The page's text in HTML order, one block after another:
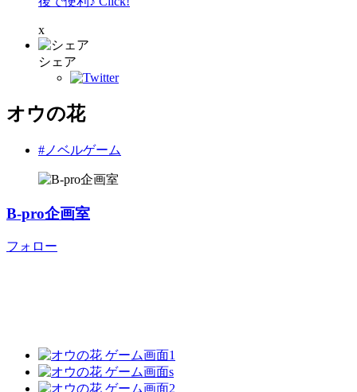
x
シェア
オウの花
#ノベルゲーム
B-pro企画室
フォロー